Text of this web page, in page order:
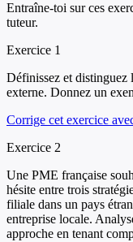
Entraîne-toi sur ces
tuteur.
Exercice 1
Définissez et distinguez
externe. Donnez un
Corrige cet exercice
Exercice 2
Une PME française
hésite entre trois
filiale dans un pays
entreprise locale.
approche en tenant